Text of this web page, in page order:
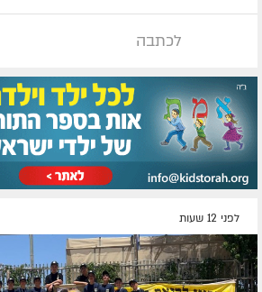
לכתבה
לפני 12 שעות